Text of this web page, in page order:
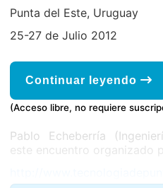
Punta del Este, Uruguay
25-27 de Julio 2012
Continuar leyendo
(Acceso libre, no requiere
Pablo Echeberría
este encuentro organizado